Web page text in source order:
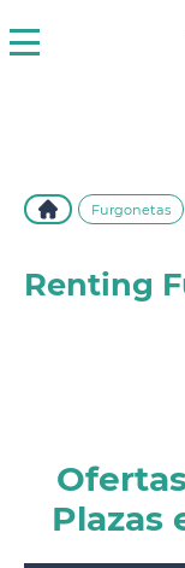
Furgonetas
Renting
Plazas